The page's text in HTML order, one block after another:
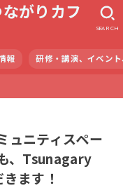
がりカフ
報 研修・講演、イベン
SEARCH
ュニティスペー
、Tsunagary
ます！